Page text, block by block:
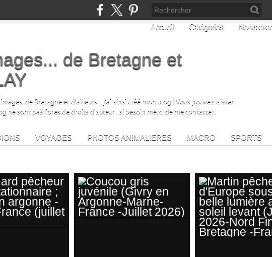
Accueil Catégories Newsletter
de Bretagne et
de Bretagne et d'ailleurs... j'ai ainsi créé mon blog ! Vous pouvez laisser
ne sont pas libres de droits d'auteur ..si besoin merci de me contacter.
VOYAGES PHOTOS ANIMALIERES MACRO SPORTS